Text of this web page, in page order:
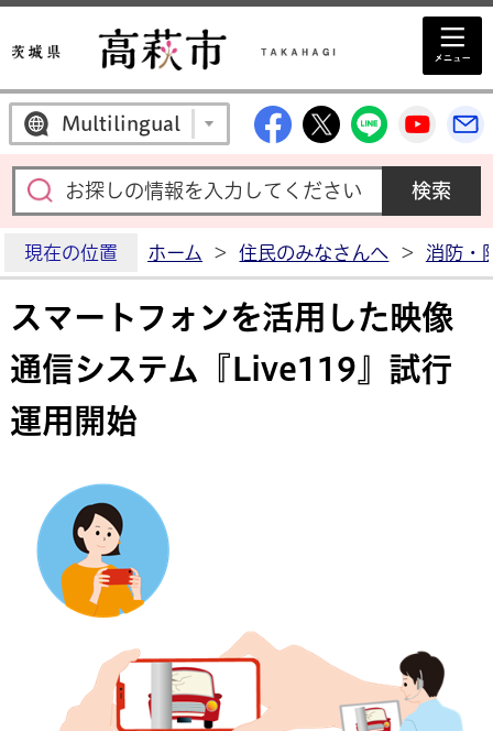
Multilingual 高萩市公式
高萩市公式X
高萩市
高
現在の位置 ホーム > 住民のみなさんへ > 消防・
スマートフォンを活用した映像
通信システム『Live119』試行
運用開始